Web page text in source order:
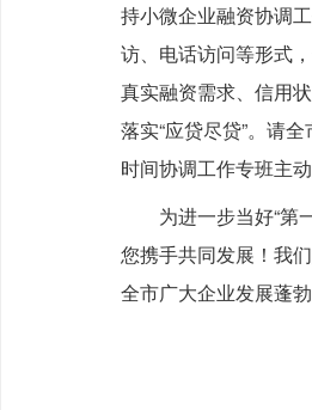
持小微企业融资协调
访、电话访问等形式
真实融资需求、信用
落实“应贷尽贷”。请
时间协调工作专班主动
为进一步当好“第
您携手共同发展！我
全市广大企业发展蓬